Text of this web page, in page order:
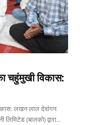
चहुंमुखी विकास:
लखन लाल देवांगन
(बालको) द्वारा...